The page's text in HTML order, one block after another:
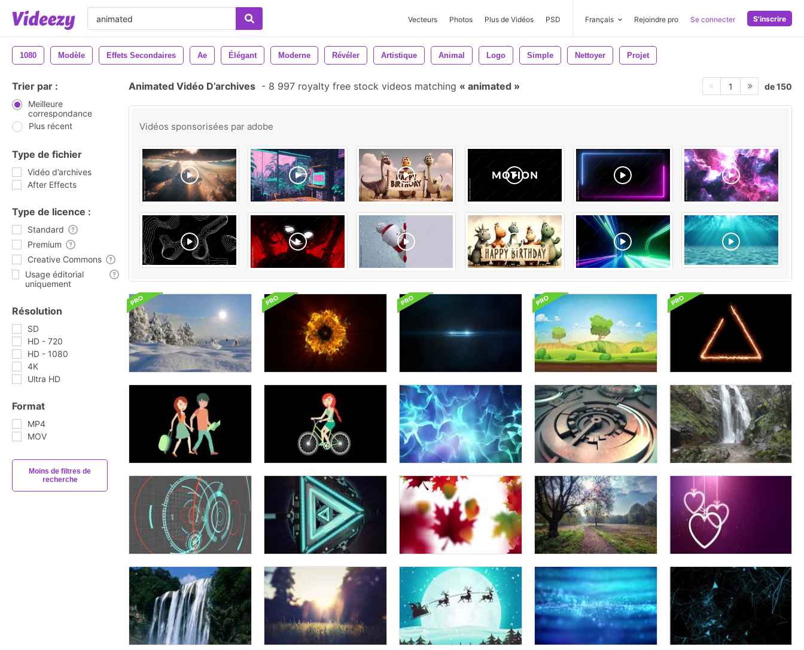
Vecteurs Photos Plus de Vidéos PSD Français Rejoindre pro Se connecter S'inscrire
1080 Modèle Effets Secondaires Ae Élégant Moderne Révéler Artistique Animal Logo Simple Nettoyer Projet
Trier par :
Meilleure
correspondance
Plus récent
Type de fichier
Vidéo d’archives
After Effects
Type de licence :
Standard
Premium
Creative Commons
Usage éditorial
uniquement
Résolution
SD
HD - 720
HD - 1080
4K
Ultra HD
Format
MP4
MOV
Moins de filtres de
recherche
Animated Vidéo D’archives - 8 997 royalty free stock videos matching animated 1 de 150
Vidéos sponsorisées par adobe